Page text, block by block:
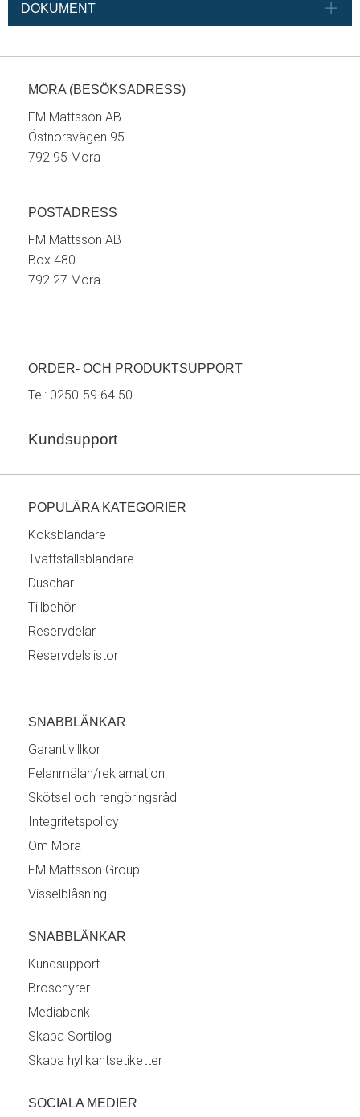
DOKUMENT
MORA (BESÖKSADRESS)
FM Mattsson AB
Östnorsvägen 95
792 95 Mora
POSTADRESS
FM Mattsson AB
Box 480
792 27 Mora
ORDER- OCH PRODUKTSUPPORT
Tel: 0250-59 64 50
Kundsupport
POPULÄRA KATEGORIER
Köksblandare
Tvättställsblandare
Duschar
Tillbehör
Reservdelar
Reservdelslistor
SNABBLÄNKAR
Garantivillkor
Felanmälan/reklamation
Skötsel och rengöringsråd
Integritetspolicy
Om Mora
FM Mattsson Group
Visselblåsning
SNABBLÄNKAR
Kundsupport
Broschyrer
Mediabank
Skapa Sortilog
Skapa hyllkantsetiketter
SOCIALA MEDIER